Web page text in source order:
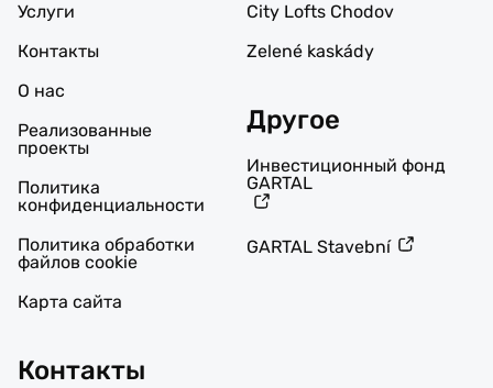
Услуги
Контакты
О нас
Реализованные
проекты
Политика
конфиденциальности
Политика обработки
файлов cookie
Карта сайта
City Lofts Chodov
Zelené kaskády
Другое
Инвестиционный фонд
GARTAL
GARTAL Stavební
Контакты